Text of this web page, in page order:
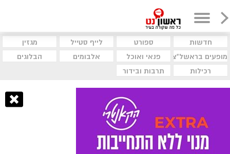
חדשות ספורט לייף סטייל
מגזין
מופעים בראשל"צ
פנאי ואוכל אלבומים
הבלוגים
רכילות
תרבות ובידור